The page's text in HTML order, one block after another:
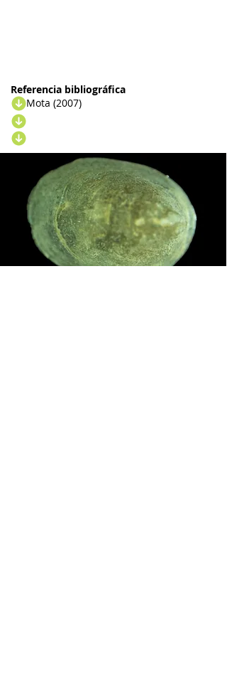
Referencia bibliográfica
Mota (2007)